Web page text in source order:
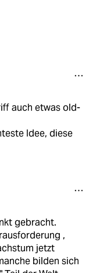
auch etwas old-
Idee, diese
gebracht.
,
jetzt
bilden sich